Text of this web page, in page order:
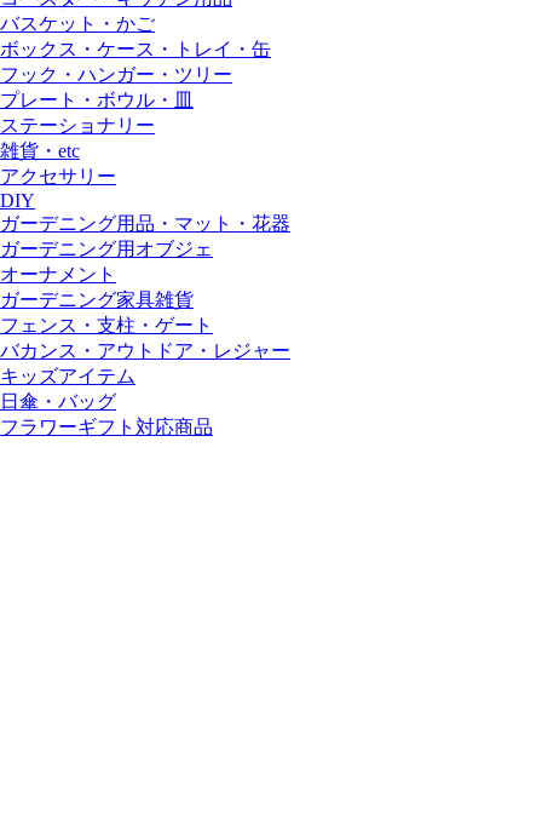
バスケット・かご
ボックス・ケース・トレイ・缶
フック・ハンガー・ツリー
プレート・ボウル・皿
ステーショナリー
雑貨・etc
アクセサリー
DIY
ガーデニング用品・マット・花器
ガーデニング用オブジェ
オーナメント
ガーデニング家具雑貨
フェンス・支柱・ゲート
バカンス・アウトドア・レジャー
キッズアイテム
日傘・バッグ
フラワーギフト対応商品